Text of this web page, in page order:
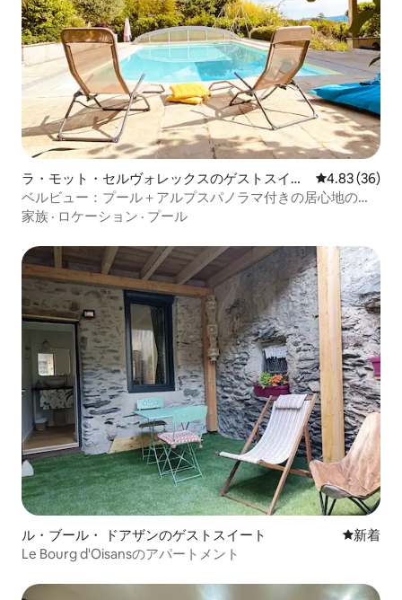
ラ・モット・セルヴォレックスのゲストスイー
ト
レビュー36
4.83 (36)
ベルビュー：プール＋アルプスパノラマ付きの居心地の良
いワンルーム
家族 · ロケーション · プール
ル・ブール・ ドアザンのゲストスイート 新しい宿
新着
Le Bourg d'Oisansのアパートメント